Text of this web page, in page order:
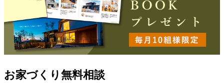
お家づくり無料相談